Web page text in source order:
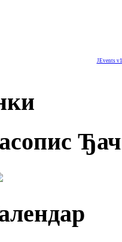
JEvents